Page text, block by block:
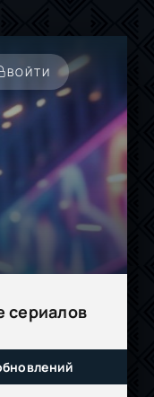
ВОЙТИ
сериалов